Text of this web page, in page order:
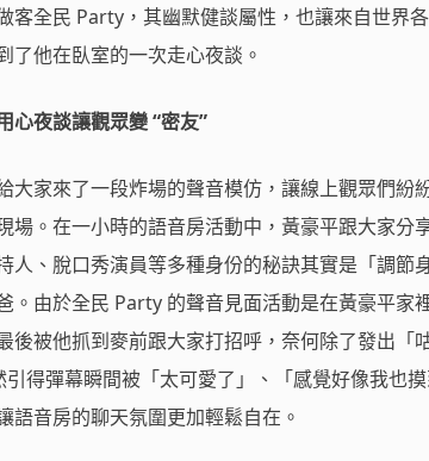
客全民 Party，其幽默健談屬性，也讓來自世界
了他在臥室的一次走心夜談。
心夜談讓觀眾變 “密友”
大家來了一段炸場的聲音模仿，讓線上觀眾們紛
場。在一小時的語音房活動中，黃豪平跟大家分
人、脫口秀演員等多種身份的秘訣其實是「調節
。由於全民 Party 的聲音見面活動是在黃豪平家
後被他抓到麥前跟大家打招呼，奈何除了發出「
引得彈幕瞬間被「太可愛了」、「感覺好像我也
語音房的聊天氛圍更加輕鬆自在。